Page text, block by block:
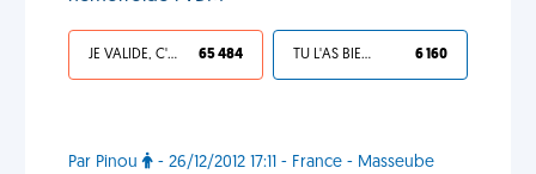
JE VALIDE, C'EST UNE VDM 65 484 TU L'AS BIEN MÉRITÉ 6 160
Par Pinou - 26/12/2012 17:11 - France - Masseube